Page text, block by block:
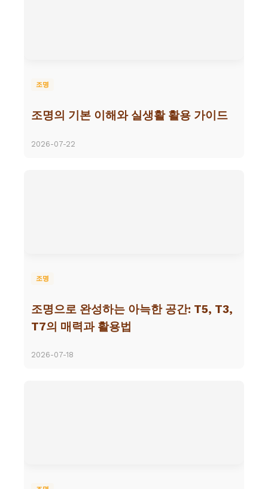
조명
조명의 기본 이해와 실생활 활용 가이드
2026-07-22
조명
조명으로 완성하는 아늑한 공간: T5, T3,
T7의 매력과 활용법
2026-07-18